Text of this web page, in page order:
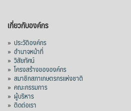
เกี่ยวกับองค์กร
» ประวัติองค์กร
» อำนาจหน้าที่
» วิสัยทัศน์
» โครงสร้างขององค์กร
» สมาชิกสภาเกษตรกรแห่งชาติ
» คณะกรรมการ
» ผู้บริหาร
» ติดต่อเรา